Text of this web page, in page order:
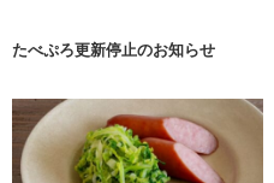
たべぷろ更新停止のお知らせ